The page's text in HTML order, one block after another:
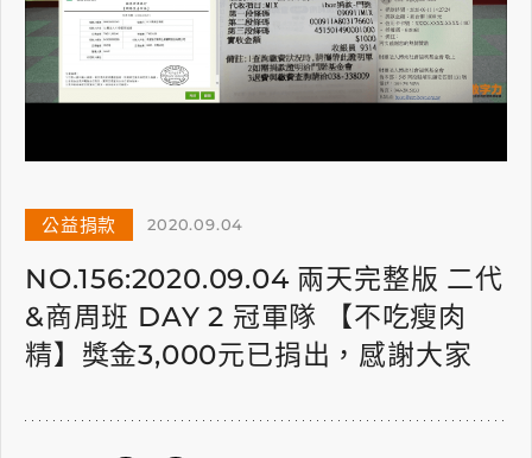
公益捐款 2020.09.04
NO.156:2020.09.04 兩天完整版 二代
&商周班 DAY 2 冠軍隊 【不吃瘦肉
精】獎金3,000元已捐出，感謝大家